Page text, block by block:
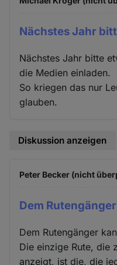
Nächstes Jahr
Nächstes Jahr bitte
die Medien einladen.
So kriegen das nur
glauben.
Diskussion anzeigen
Peter Becker (nicht
Dem
Dem Rutengänger
Die einzige Rute, die
anzeigt, ist die, die